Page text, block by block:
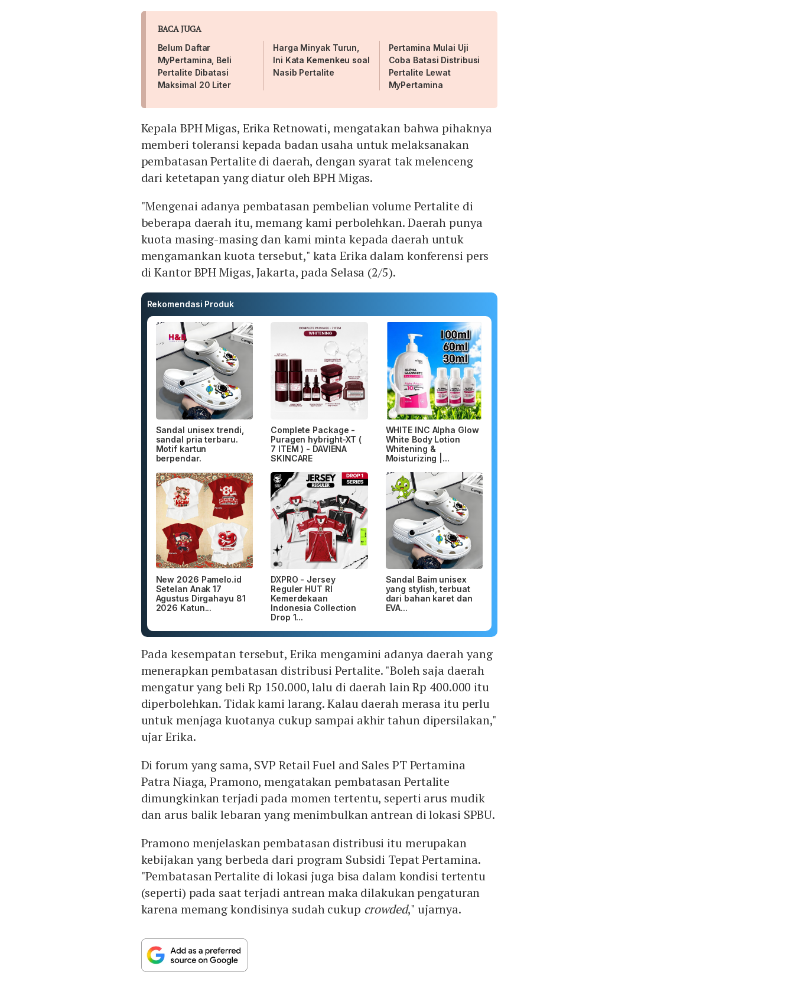
BACA JUGA
Belum Daftar
MyPertamina, Beli
Pertalite Dibatasi
Maksimal 20 Liter
Harga Minyak Turun,
Ini Kata Kemenkeu soal
Nasib Pertalite
Pertamina Mulai Uji
Coba Batasi Distribusi
Pertalite Lewat
MyPertamina
Kepala BPH Migas, Erika Retnowati, mengatakan bahwa pihaknya
memberi toleransi kepada badan usaha untuk melaksanakan
pembatasan Pertalite di daerah, dengan syarat tak melenceng
dari ketetapan yang diatur oleh BPH Migas.
"Mengenai adanya pembatasan pembelian volume Pertalite di
beberapa daerah itu, memang kami perbolehkan. Daerah punya
kuota masing-masing dan kami minta kepada daerah untuk
mengamankan kuota tersebut," kata Erika dalam konferensi pers
di Kantor BPH Migas, Jakarta, pada Selasa (2/5).
Rekomendasi Produk
Sandal unisex trendi,
sandal pria terbaru.
Motif kartun
berpendar.
Complete Package -
Puragen hybright-XT (
7 ITEM ) - DAVIENA
SKINCARE
WHITE INC Alpha Glow
White Body Lotion
Whitening &
Moisturizing |...
New 2026 Pamelo.id
Setelan Anak 17
Agustus Dirgahayu 81
2026 Katun...
DXPRO - Jersey
Reguler HUT RI
Kemerdekaan
Indonesia Collection
Drop 1...
Sandal Baim unisex
yang stylish, terbuat
dari bahan karet dan
EVA...
Pada kesempatan tersebut, Erika mengamini adanya daerah yang
menerapkan pembatasan distribusi Pertalite. "Boleh saja daerah
mengatur yang beli Rp 150.000, lalu di daerah lain Rp 400.000 itu
diperbolehkan. Tidak kami larang. Kalau daerah merasa itu perlu
untuk menjaga kuotanya cukup sampai akhir tahun dipersilakan,"
ujar Erika.
Di forum yang sama, SVP Retail Fuel and Sales PT Pertamina
Patra Niaga, Pramono, mengatakan pembatasan Pertalite
dimungkinkan terjadi pada momen tertentu, seperti arus mudik
dan arus balik lebaran yang menimbulkan antrean di lokasi SPBU.
Pramono menjelaskan pembatasan distribusi itu merupakan
kebijakan yang berbeda dari program Subsidi Tepat Pertamina.
"Pembatasan Pertalite di lokasi juga bisa dalam kondisi tertentu
(seperti) pada saat terjadi antrean maka dilakukan pengaturan
karena memang kondisinya sudah cukup crowded," ujarnya.